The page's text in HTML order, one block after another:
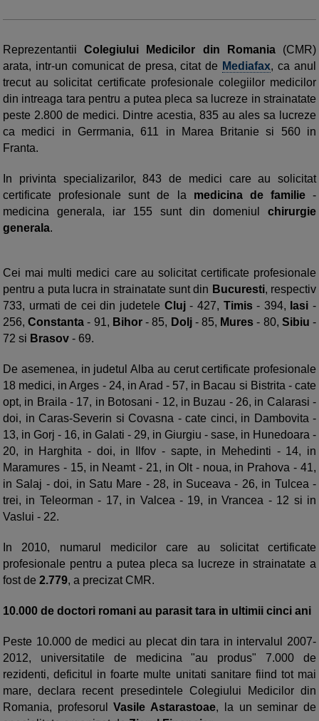
ReprezentantiiColegiului Medicilor din Romania(CMR)
arata, intr-un comunicat de presa, citat de Mediafax, ca anul
trecut au solicitat certificate profesionale colegiilor medicilor
din intreaga tara pentru a putea pleca sa lucreze in strainatate
peste 2.800 de medici. Dintre acestia, 835 au ales sa lucreze
ca medici in Gerrmania, 611 in Marea Britanie si 560 in
Franta.
In privinta specializarilor, 843 de medici care au solicitat
certificate profesionale sunt de la medicina de familie-
medicina generala, iar 155 sunt din domeniul chirurgie
generala.
Cei mai multi medici care au solicitat certificate profesionale
pentru a puta lucra in strainatate sunt din Bucuresti, respectiv
733, urmati de cei din judetele Cluj- 427, Timis- 394, Iasi -
256,Constanta - 91, Bihor- 85, Dolj- 85, Mures- 80, Sibiu -
72 si Brasov - 69.
De asemenea, in judetul Alba au cerut certificate profesionale
18 medici, in Arges - 24, in Arad - 57, in Bacau si Bistrita - cate
opt, in Braila - 17, in Botosani - 12, in Buzau - 26, in Calarasi -
doi, in Caras-Severin si Covasna - cate cinci, in Dambovita -
13, in Gorj - 16, in Galati - 29, in Giurgiu - sase, in Hunedoara -
20, in Harghita - doi, in Ilfov - sapte, in Mehedinti - 14, in
Maramures - 15, in Neamt - 21, in Olt - noua, in Prahova - 41,
in Salaj - doi, in Satu Mare - 28, in Suceava - 26, in Tulcea -
trei, in Teleorman - 17, in Valcea - 19, in Vrancea - 12 si in
Vaslui - 22.
In 2010, numarul medicilor care au solicitat certificate
profesionale pentru a putea pleca sa lucreze in strainatate a
fost de 2.779, a precizat CMR.
10.000 de doctori romani au parasit tara in ultimii cinci ani
Peste 10.000 de medici au plecat din tara in intervalul 2007-
2012, universitatile de medicina "au produs" 7.000 de
rezidenti, deficitul in foarte multe unitati sanitare fiind tot mai
mare, declara recent presedintele Colegiului Medicilor din
Romania, profesorulVasile Astarastoae, la un seminar de